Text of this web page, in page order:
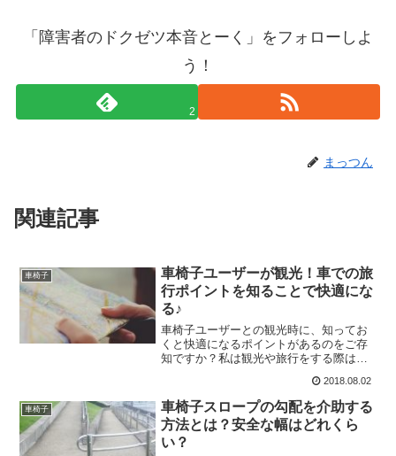
「障害者のドクゼツ本音とーく」をフォローしよ
う！
2
まっつん
関連記事
車椅子
車椅子ユーザーが観光！車での旅
行ポイントを知ることで快適にな
る♪
車椅子ユーザーとの観光時に、知ってお
くと快適になるポイントがあるのをご存
知ですか？私は観光や旅行をする際は、
ます。その理由がこちらです。 荷物をい
っぱい詰められる 目的地近くに車椅子駐
車ペースがあるので停...
2018.08.02
車椅子
車椅子スロープの勾配を介助する
方法とは？安全な幅はどれくら
い？